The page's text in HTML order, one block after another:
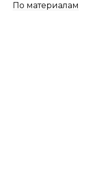
По материалам